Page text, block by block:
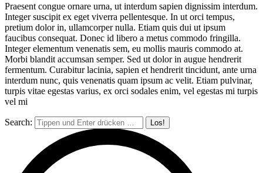
Praesent congue ornare urna, ut interdum sapien dignissim interdum.
Integer suscipit ex eget viverra pellentesque. In ut orci tempus,
pretium dolor in, ullamcorper nulla. Etiam quis dui ut ipsum
faucibus consequat. Donec id libero a metus commodo fringilla.
Integer elementum venenatis sem, eu mollis mauris commodo at.
Morbi blandit accumsan semper. Sed ut dolor in augue hendrerit
fermentum. Curabitur lacinia, sapien et hendrerit tincidunt, ante urna
interdum nunc, quis venenatis quam ipsum ac velit. Etiam pulvinar,
turpis vitae egestas varius, ex orci sodales enim, vel egestas mi turpis
vel mi
Search: